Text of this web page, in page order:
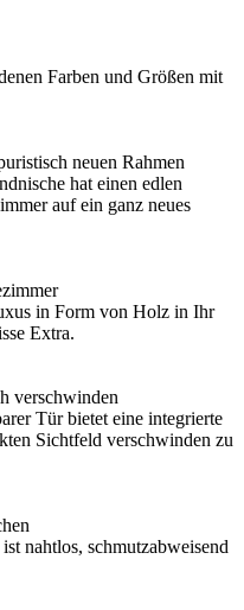
Farben und Größen mit
neuen Rahmen
hat einen edlen
auf ein ganz neues
in Form von Holz in Ihr
Extra.
verschwinden
Tür bietet eine integrierte
Sichtfeld verschwinden zu
nahtlos, schmutzabweisend